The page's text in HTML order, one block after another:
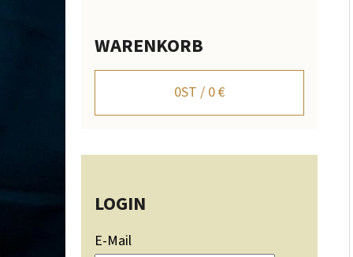
WARENKORB
0ST / 0 €
LOGIN
E-Mail
WANDHALTER FÜR HIRSCHGEWEIH MIT
BERGSILHOUETTE - VERSTELLBAR